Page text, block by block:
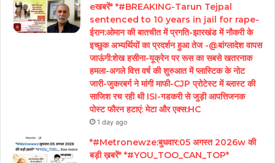
eखबरें* *#BREAKING-Tarun Tejpal
sentenced to 10 years in jail for rape-
ईरान:ओमान की बातचीत में प्रगति-झारखंड में नौकरी के
इच्छुक अभ्यर्थियों का प्रदर्शन हुआ तेज -@बांग्लादेश वापस
जाऊंगी:शेख हसीना-यूक्रेन पर रूस का सबसे खतरनाक
हमला-अगले वित्त वर्ष की शुरुआत में प्लास्टिक के नोट
जारी-जुकरबर्ग ने मांगी माफी-CJP प्रोटेस्ट में ब्लास्ट की
साजिश रच रही थी ISI-गडकरी से जुड़ी आपत्तिजनक
पोस्ट फौरन हटाएं: मेटा और एक्स:HC
1 day ago
*#Metronewze:बुधवार:05 अगस्त 2026w की
बड़ी ख़बरें* *#YOU_TOO_CAN_TOP*